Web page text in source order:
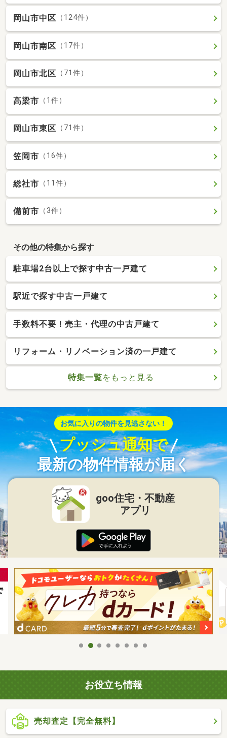
岡山市中区 （124件）
岡山市南区 （17件）
岡山市北区 （71件）
高梁市 （1件）
岡山市東区 （71件）
笠岡市 （16件）
総社市 （11件）
備前市 （3件）
その他の特集から探す
駐車場2台以上で探す中古一戸建て
駅近で探す中古一戸建て
手数料不要！売主・代理の中古戸建て
リフォーム・リノベーション済の一戸建て
特集一覧をもっと見る
お気に入りの物件を見逃さない！
プッシュ通知で
最新の物件情報が届く
goo住宅・不動産
アプリ
お役立ち情報
売却査定【完全無料】